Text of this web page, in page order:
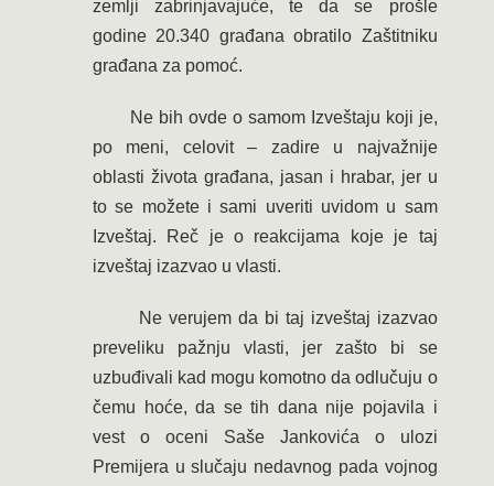
zemlji zabrinjavajuće, te da se prošle
godine 20.340 građana obratilo Zaštitniku
građana za pomoć.
Ne bih ovde o samom Izveštaju koji je,
po meni, celovit – zadire u najvažnije
oblasti života građana, jasan i hrabar, jer u
to se možete i sami uveriti uvidom u sam
Izveštaj. Reč je o reakcijama koje je taj
izveštaj izazvao u vlasti.
Ne verujem da bi taj izveštaj izazvao
preveliku pažnju vlasti, jer zašto bi se
uzbuđivali kad mogu komotno da odlučuju o
čemu hoće, da se tih dana nije pojavila i
vest o oceni Saše Jankovića o ulozi
Premijera u slučaju nedavnog pada vojnog